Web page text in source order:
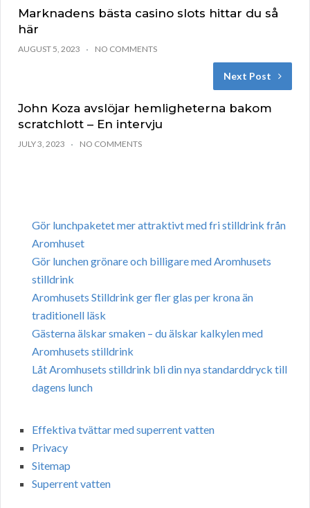
Marknadens bästa casino slots hittar du så
här
AUGUST 5, 2023 NO COMMENTS
Next Post
John Koza avslöjar hemligheterna bakom
scratchlott – En intervju
JULY 3, 2023 NO COMMENTS
Gör lunchpaketet mer attraktivt med fri stilldrink från
Aromhuset
Gör lunchen grönare och billigare med Aromhusets
stilldrink
Aromhusets Stilldrink ger fler glas per krona än
traditionell läsk
Gästerna älskar smaken – du älskar kalkylen med
Aromhusets stilldrink
Låt Aromhusets stilldrink bli din nya standarddryck till
dagens lunch
Effektiva tvättar med superrent vatten
Privacy
Sitemap
Superrent vatten